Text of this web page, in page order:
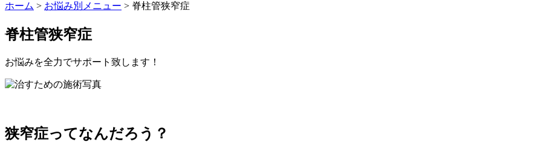
ホーム > お悩み別メニュー > 脊柱管狭窄症
脊柱管狭窄症
お悩みを全力でサポート致します！
狭窄症ってなんだろう？